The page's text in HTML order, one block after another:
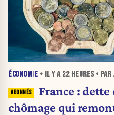
ÉCONOMIE • IL Y A 22 HEURES• PAR
France : dette
chômage qui